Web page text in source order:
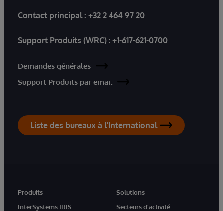
Contact principal : +32 2 464 97 20
Support Produits (WRC) : +1-617-621-0700
Demandes générales
Support Produits par email
Liste des bureaux à l'International
Produits
InterSystems IRIS
Solutions
Secteurs d'activité